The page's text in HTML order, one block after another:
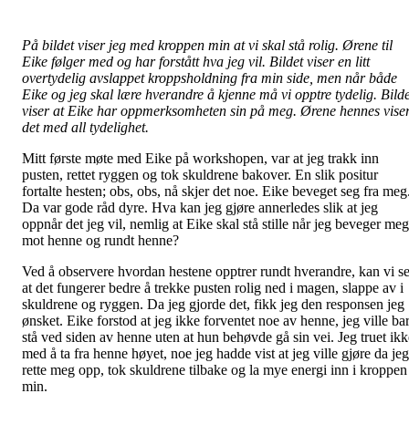
På bildet viser jeg med kroppen min at vi skal stå rolig. Ørene til
Eike følger med og har forstått hva jeg vil. Bildet viser en litt
overtydelig avslappet kroppsholdning fra min side, men når både
Eike og jeg skal lære hverandre å kjenne må vi opptre tydelig.
viser at Eike har oppmerksomheten sin på meg. Ørene hennes
det med all tydelighet.
Mitt første møte med Eike på workshopen, var at jeg trakk inn
pusten, rettet ryggen og tok skuldrene bakover. En slik positur
fortalte hesten; obs, obs, nå skjer det noe. Eike beveget seg fra
Da var gode råd dyre. Hva kan jeg gjøre annerledes slik at jeg
oppnår det jeg vil, nemlig at Eike skal stå stille når jeg beveger meg
mot henne og rundt henne?
Ved å observere hvordan hestene opptrer rundt hverandre, kan vi se
at det fungerer bedre å trekke pusten rolig ned i magen, slappe av i
skuldrene og ryggen. Da jeg gjorde det, fikk jeg den responsen jeg
ønsket. Eike forstod at jeg ikke forventet noe av henne, jeg ville
stå ved siden av henne uten at hun behøvde gå sin vei. Jeg truet
med å ta fra henne høyet, noe jeg hadde vist at jeg ville gjøre da jeg
rette meg opp, tok skuldrene tilbake og la mye energi inn i kroppen
min.